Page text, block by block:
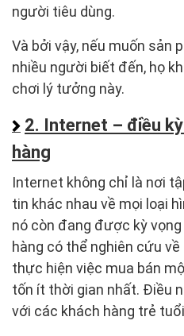
người tiêu dùng.
Và bởi vậy, nếu muốn sản
nhiều người biết đến, họ
chơi lý tưởng này.
2. Internet – điều
hàng
Internet không chỉ là nơi
tin khác nhau về mọi loại
nó còn đang được kỳ
hàng có thể nghiên cứu
thực hiện việc mua bán
tốn ít thời gian nhất. Điều
với các khách hàng trẻ